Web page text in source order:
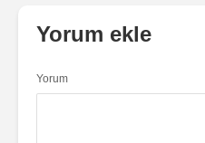
Yorum ekle
Yorum